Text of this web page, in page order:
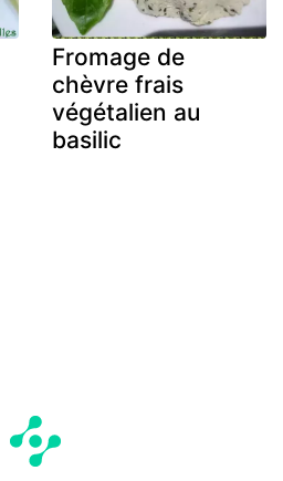
Fromage de
chèvre frais
végétalien au
basilic